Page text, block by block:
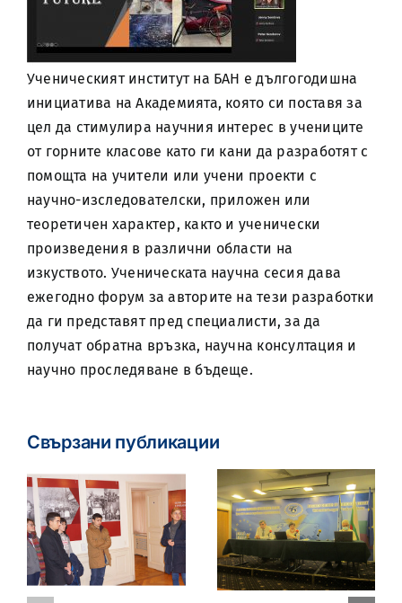
Ученическият институт на БАН е дългогодишна
инициатива на Академията, която си поставя за
цел да стимулира научния интерес в учениците
от горните класове като ги кани да разработят с
помощта на учители или учени проекти с
научно-изследователски, приложен или
теоретичен характер, както и ученически
произведения в различни области на
изкуството. Ученическата научна сесия дава
ежегодно форум за авторите на тези разработки
да ги представят пред специалисти, за да
получат обратна връзка, научна консултация и
научно проследяване в бъдеще.
Свързани публикации